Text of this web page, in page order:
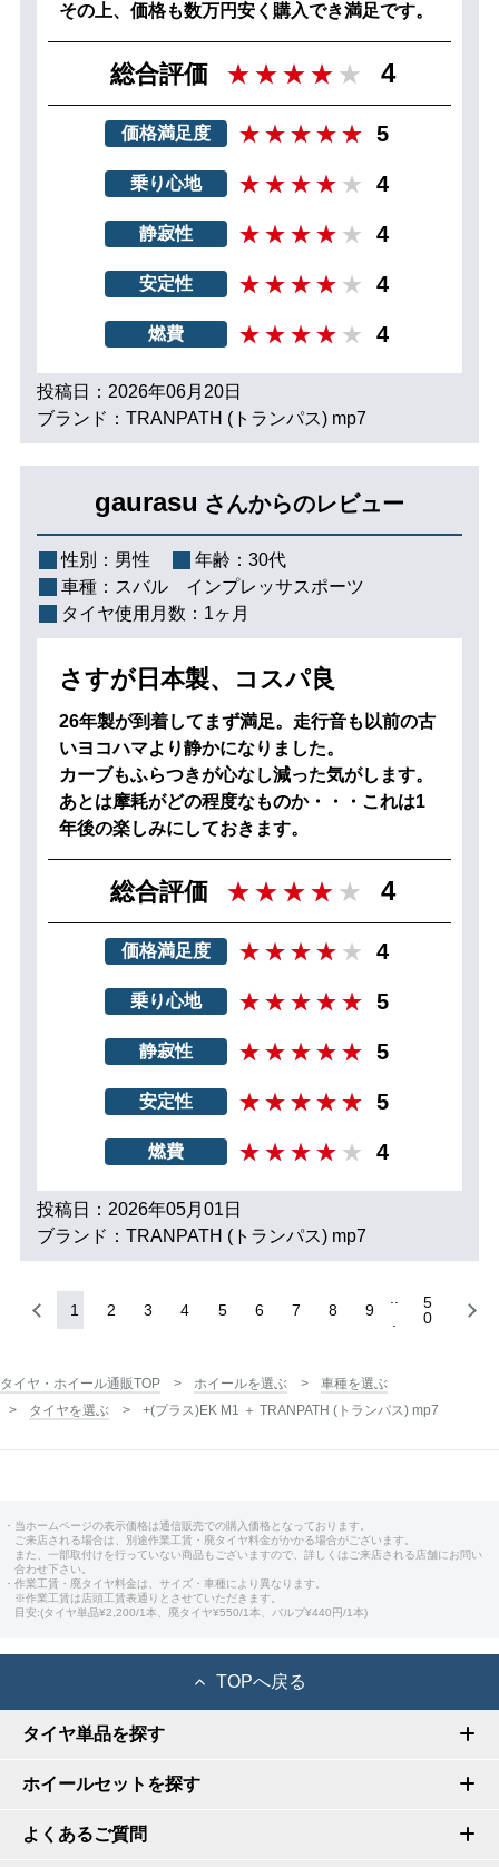
その上、価格も数万円安く購入でき満足です。
総合評価 4
価格満足度 5
乗り心地 4
静寂性 4
安定性 4
燃費 4
投稿日：2026年06月20日
ブランド：TRANPATH (トランパス) mp7
gaurasu さんからのレビュー
性別： 男性 年齢： 30代
車種： スバル インプレッサスポーツ
タイヤ使用月数： 1ヶ月
さすが日本製、コスパ良
26年製が到着してまず満足。走行音も以前の古
いヨコハマより静かになりました。
カーブもふらつきが心なし減った気がします。
あとは摩耗がどの程度なものか・・・これは1
年後の楽しみにしておきます。
総合評価 4
価格満足度 4
乗り心地 5
静寂性 5
安定性 5
燃費 4
投稿日：2026年05月01日
ブランド：TRANPATH (トランパス) mp7
1 2 3 4 5 6 7 8 9
5
0
タイヤ・ホイール通販TOP ホイールを選ぶ
車種を選ぶ
タイヤを選ぶ
+(プラス)EK M1 ＋ TRANPATH (トランパス) mp7
・当ホームページの表示価格は通信販売での購入価格となっております。
ご来店される場合は、別途作業工賃・廃タイヤ料金がかかる場合がございます。
また、一部取付けを行っていない商品もございますので、詳しくはご来店される店舗にお問い
合わせ下さい。
・作業工賃・廃タイヤ料金は、サイズ・車種により異なります。
※作業工賃は店頭工賃表通りとさせていただきます。
目安:(タイヤ単品¥2,200/1本、廃タイヤ¥550/1本、バルブ¥440円/1本)
TOPへ戻る
タイヤ単品を探す
ホイールセットを探す
よくあるご質問